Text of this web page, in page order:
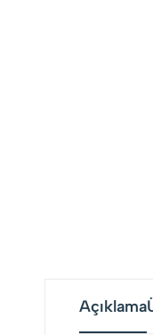
Açıklama